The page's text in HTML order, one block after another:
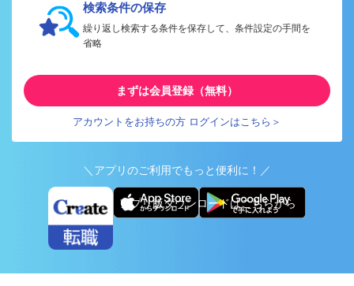
検索条件の保存
繰り返し検索する条件を保存して、条件設定の手間を
省略
まずは会員登録（無料）
アカウントをお持ちの方 ログインはこちら＞
＼アプリのご利用でもっと便利に！／
アプリ版ダウンロードはこちらから